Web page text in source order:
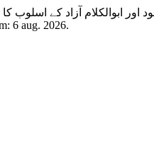
6 aug. 2026.